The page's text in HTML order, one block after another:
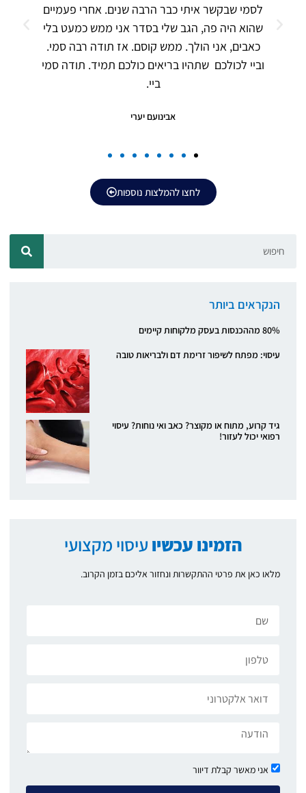
לסמי שבקשר איתי כבר הרבה שנים. אחרי פעמיים
שהוא היה פה, הגב שלי בסדר אני ממש כמעט בלי
כאבים, אני הולך. ממש קוסם. אז תודה רבה סמי.
וביי לכולכם שתהיו בריאים כולכם תמיד. תודה סמי
ביי.
אבינועם יערי
לחצו להמלצות נוספות
הנקראים ביותר
80% מההכנסות בעסק מלקוחות קיימים
עיסוי: מפתח לשיפור זרימת דם ולבריאות טובה
גיד קרוע, מתוח או מקוצר? כאב ואי נוחות? עיסוי
רפואי יכול לעזור!
הזמינו עכשיו עיסוי מקצועי
מלאו כאן את פרטי ההתקשרות ונחזור אליכם בזמן הקרוב.
אני מאשר קבלת דיוור